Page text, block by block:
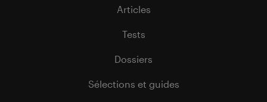
Articles
Tests
Dossiers
Sélections et guides